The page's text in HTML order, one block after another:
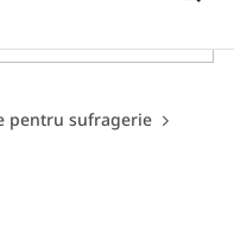
pentru sufragerie